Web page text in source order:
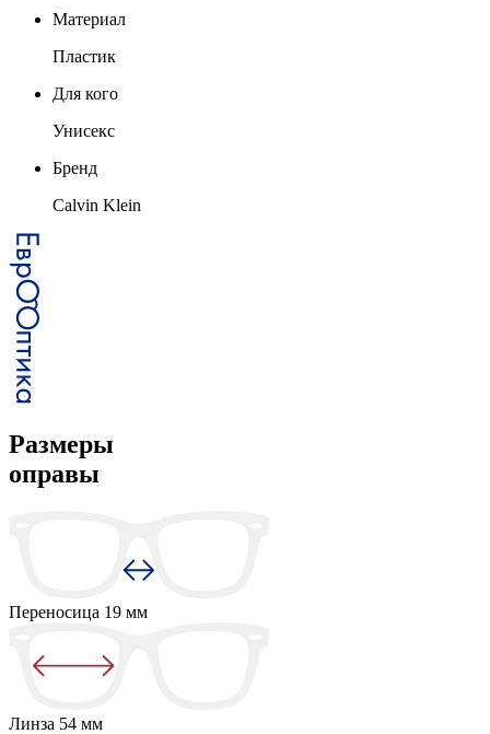
Материал
Пластик
Для кого
Унисекс
Бренд
Calvin Klein
Размеры
оправы
Переносица 19 мм
Линза 54 мм